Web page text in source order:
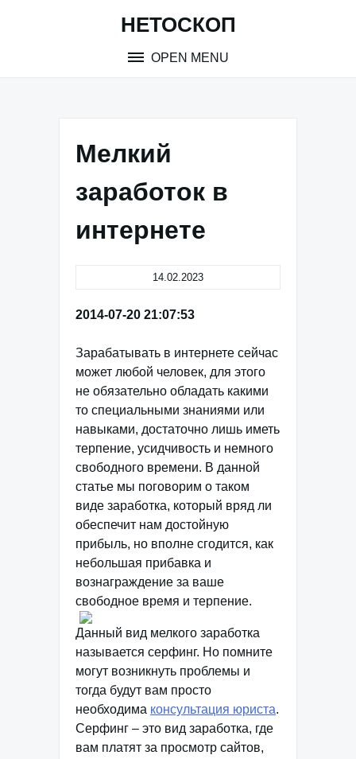
НЕТОСКОП
OPEN MENU
Мелкий
заработок в
интернете
14.02.2023
2014-07-20 21:07:53
Зарабатывать в интернете сейчас
может любой человек, для этого
не обязательно обладать какими
то специальными знаниями или
навыками, достаточно лишь иметь
терпение, усидчивость и немного
свободного времени. В данной
статье мы поговорим о таком
виде заработка, который вряд ли
обеспечит нам достойную
прибыль, но вполне сгодится, как
небольшая прибавка и
вознаграждение за ваше
свободное время и терпение.
Данный вид мелкого заработка
называется серфинг. Но помните
могут возникнуть проблемы и
тогда будут вам просто
необходима консультация юриста.
Серфинг – это вид заработка, где
вам платят за просмотр сайтов,